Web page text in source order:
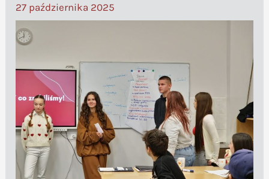
27 października 2025